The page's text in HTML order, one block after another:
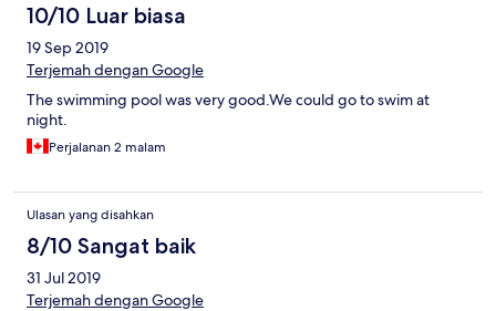
10/10 Luar biasa
19 Sep 2019
Terjemah dengan Google
The swimming pool was very good.We could go to swim at
night.
Perjalanan 2 malam
Ulasan yang disahkan
8/10 Sangat baik
31 Jul 2019
Terjemah dengan Google